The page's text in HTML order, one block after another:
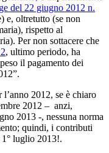
del 22 giugno 2012 n.
e, oltretutto (se non
rispetto al
Per non sottacere che
, ultimo periodo, ha
il pagamento dei
2012, se è chiaro
2012 – anzi,
2013 -, nessuna norma
quindi, i contributi
1° luglio 2013!.